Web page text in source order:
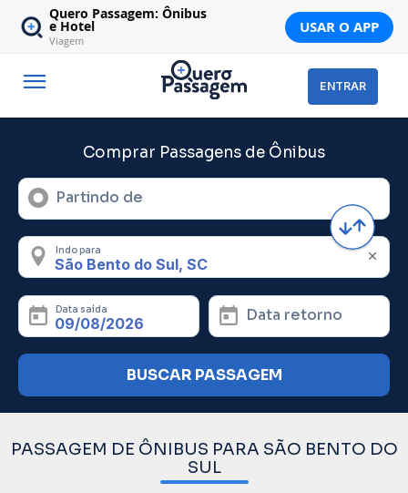
Quero Passagem: Ônibus
e Hotel
Viagem
USAR O APP
ENTRAR
Comprar Passagens de Ônibus
Partindo de
Indo para
Data saída Data retorno
BUSCAR PASSAGEM
PASSAGEM DE ÔNIBUS PARA SÃO BENTO DO
SUL